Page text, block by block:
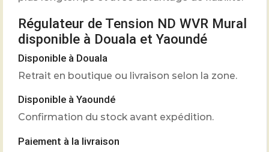
Régulateur de Tension ND WVR Mural
disponible à Douala et Yaoundé
Disponible à Douala
Retrait en boutique ou livraison selon la zone.
Disponible à Yaoundé
Confirmation du stock avant expédition.
Paiement à la livraison